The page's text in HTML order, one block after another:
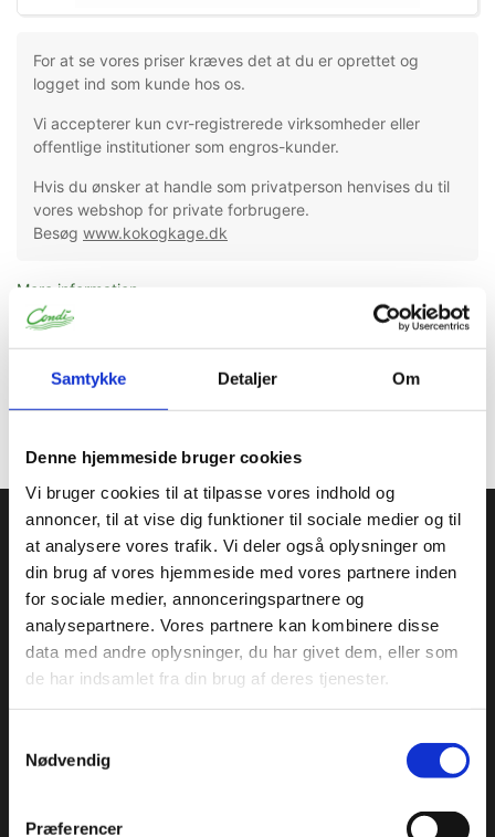
Samtykke Detaljer Om
Denne hjemmeside bruger cookies
Vi bruger cookies til at tilpasse vores indhold og
annoncer, til at vise dig funktioner til sociale medier og til
at analysere vores trafik. Vi deler også oplysninger om
din brug af vores hjemmeside med vores partnere inden
for sociale medier, annonceringspartnere og
analysepartnere. Vores partnere kan kombinere disse
data med andre oplysninger, du har givet dem, eller som
de har indsamlet fra din brug af deres tjenester.
Nødvendig
Præferencer
For at se vores priser kræves det at du er oprettet og
logget ind som kunde hos os.
Vi accepterer kun cvr-registrerede virksomheder eller
offentlige institutioner som engros-kunder.
Hvis du ønsker at handle som privatperson henvises du til
vores webshop for private forbrugere.
Besøg www.kokogkage.dk
Mere information
Specifikationer
Condi ApS
Condi leverer idag et bredt sortiment af
conditorivarer/emballage til Konditorier, Konfekture, Hotel &
Restaurationsbranchen.
Roskildevej 30, 2620 Albertslund
+45 36 75 22 55
Aluminiumsforme